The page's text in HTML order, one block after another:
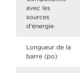
avec les
sources
d'énergie
Longueur de la
barre (po)